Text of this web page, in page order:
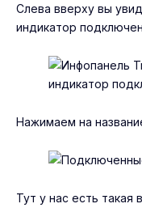
Слева вверху вы
индикатор
Нажимаем на
Тут у нас есть такая